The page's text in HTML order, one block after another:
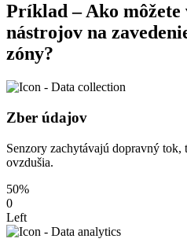
Príklad – Ako
nástrojov na
zóny?
Zber údajov
Senzory zachytávajú dopravný
ovzdušia.
50%
0
Left